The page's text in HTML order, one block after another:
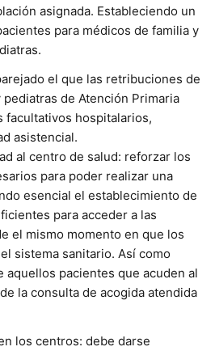
asignada. Estableciendo un
para médicos de familia y
el que las retribuciones de
de Atención Primaria
facultativos hospitalarios,
asistencial.
al centro de salud: reforzar los
para poder realizar una
esencial el establecimiento de
para acceder a las
el mismo momento en que los
sistema sanitario. Así como
aquellos pacientes que acuden al
la consulta de acogida atendida
los centros: debe darse